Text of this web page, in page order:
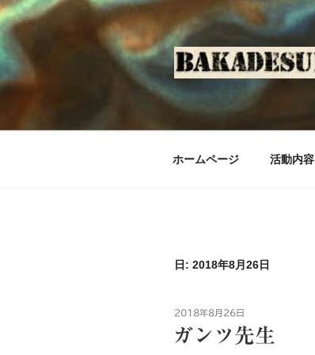
コ
ン
ン
ツ
ホームページ 活動内容
日: 2018年8月26日
投
日:
2018年8月26日
ガンツ先生